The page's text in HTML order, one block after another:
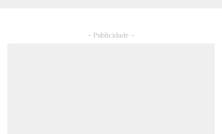
– Publicidade –